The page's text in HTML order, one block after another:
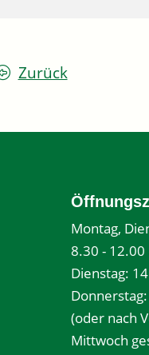
Zurück
Montag,
8.30 - 12.00
Dienstag:
(oder nach
Mittwoch